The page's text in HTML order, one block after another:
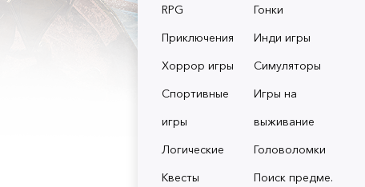
RPG
Гонки
Приключения
Инди игры
Хоррор игры
Симуляторы
Спортивные
игры
Игры на
выживание
Логические
Головоломки
Квесты
Поиск предме.